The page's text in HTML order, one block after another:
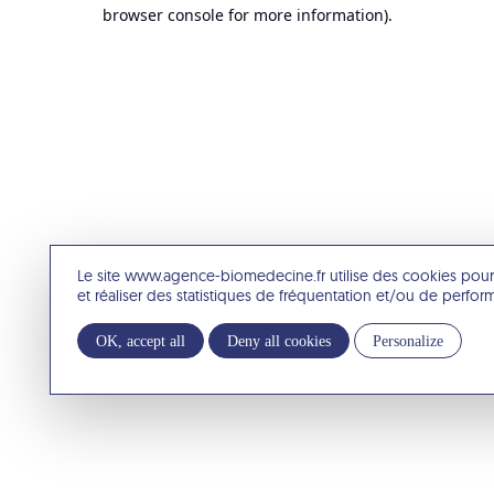
Le site www.agence-biomedecine.fr utilise des cookies
et réaliser des statistiques de fréquentation et/ou de
OK, accept all Deny all cookies Personalize
browser console for more information).